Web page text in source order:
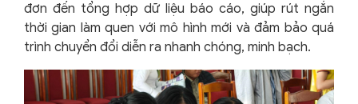
đơn đến tổng hợp dữ liệu báo cáo, giúp rút ngắn
thời gian làm quen với mô hình mới và đảm bảo quá
trình chuyển đổi diễn ra nhanh chóng, minh bạch.